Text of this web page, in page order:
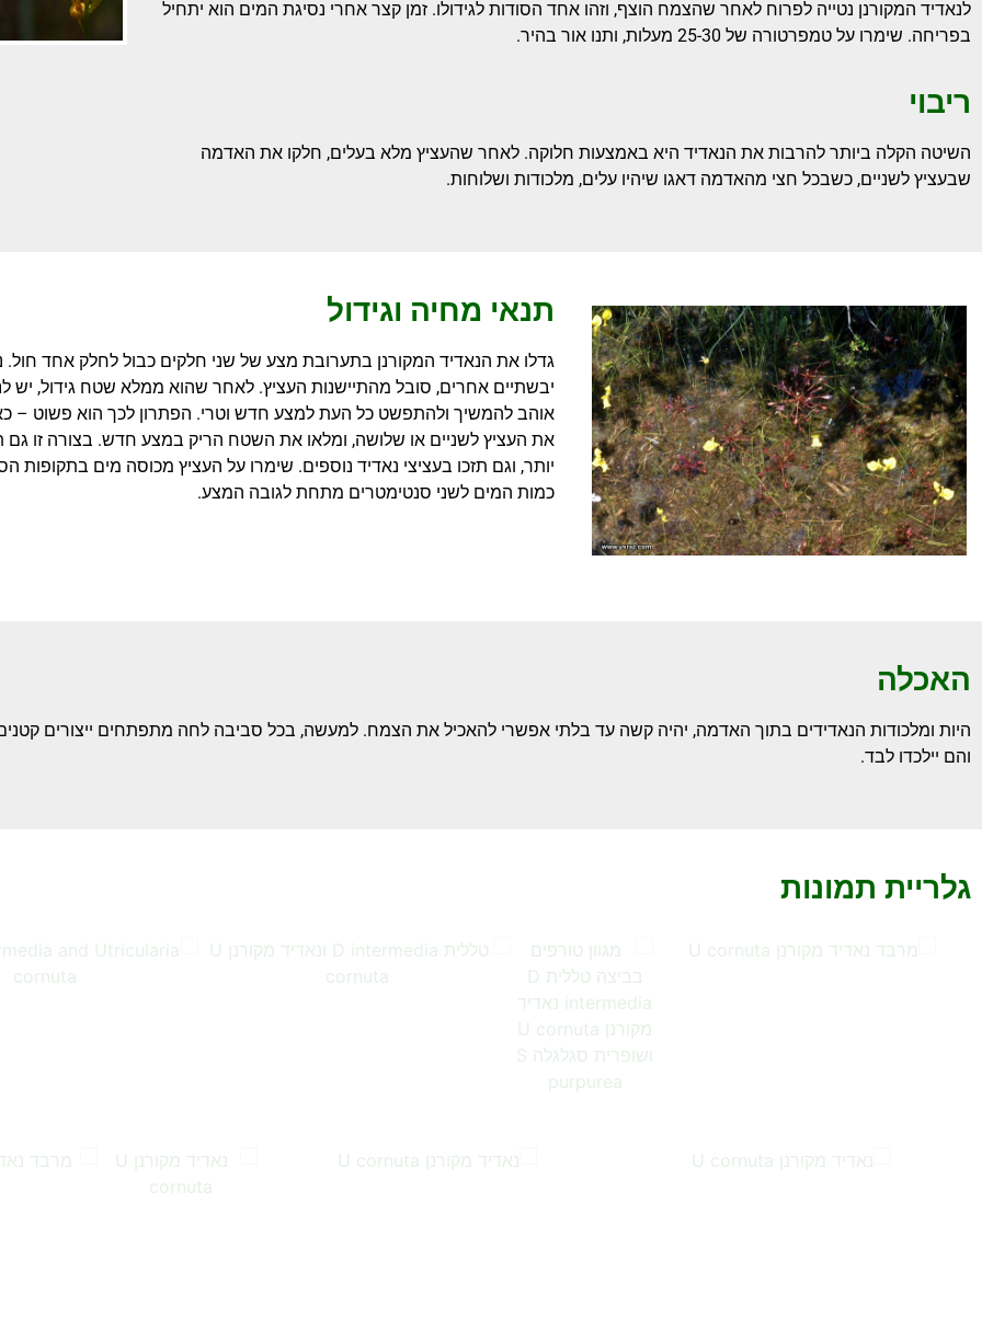
לנאדיד המקורנן נטייה לפרוח לאחר שהצמח הוצף, וזהו אחד הסודות לגידולו. זמן קצר אחרי נסיגת המים הוא יתחיל
בפריחה. שימרו על טמפרטורה של 25-30 מעלות, ותנו אור בהיר.
ריבוי
השיטה הקלה ביותר להרבות את הנאדיד היא באמצעות חלוקה. לאחר שהעציץ מלא בעלים, חלקו את האדמה
שבעציץ לשניים, כשבכל חצי מהאדמה דאגו שיהיו עלים, מלכודות ושלוחות.
תנאי מחיה וגידול
גדלו את הנאדיד המקורנן בתערובת מצע של שני חלקים כבול לחלק אחד חול.
יבשתיים אחרים, סובל מהתיישנות העציץ. לאחר שהוא ממלא שטח גידול, יש
אוהב להמשיך ולהתפשט כל העת למצע חדש וטרי. הפתרון לכך הוא פשוט –
את העציץ לשניים או שלושה, ומלאו את השטח הריק במצע חדש. בצורה זו גם
יותר, וגם תזכו בעציצי נאדיד נוספים. שימרו על העציץ מכוסה מים בתקופות
כמות המים לשני סנטימטרים מתחת לגובה המצע.
האכלה
היות ומלכודות הנאדידים בתוך האדמה, יהיה קשה עד בלתי אפשרי להאכיל את הצמח. למעשה, בכל סביבה לחה מתפתחים ייצורים קטנים
והם יילכדו לבד.
גלריית תמונות